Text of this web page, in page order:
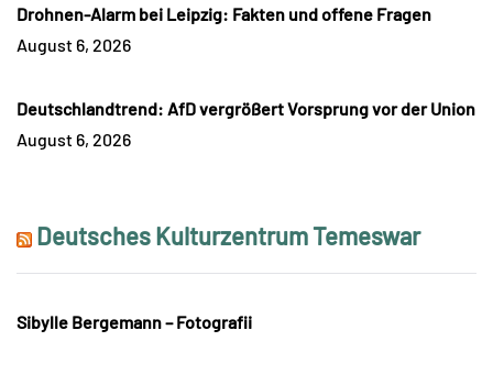
Drohnen-Alarm bei Leipzig: Fakten und offene Fragen
August 6, 2026
Deutschlandtrend: AfD vergrößert Vorsprung vor der Union
August 6, 2026
Deutsches Kulturzentrum Temeswar
Sibylle Bergemann – Fotografii